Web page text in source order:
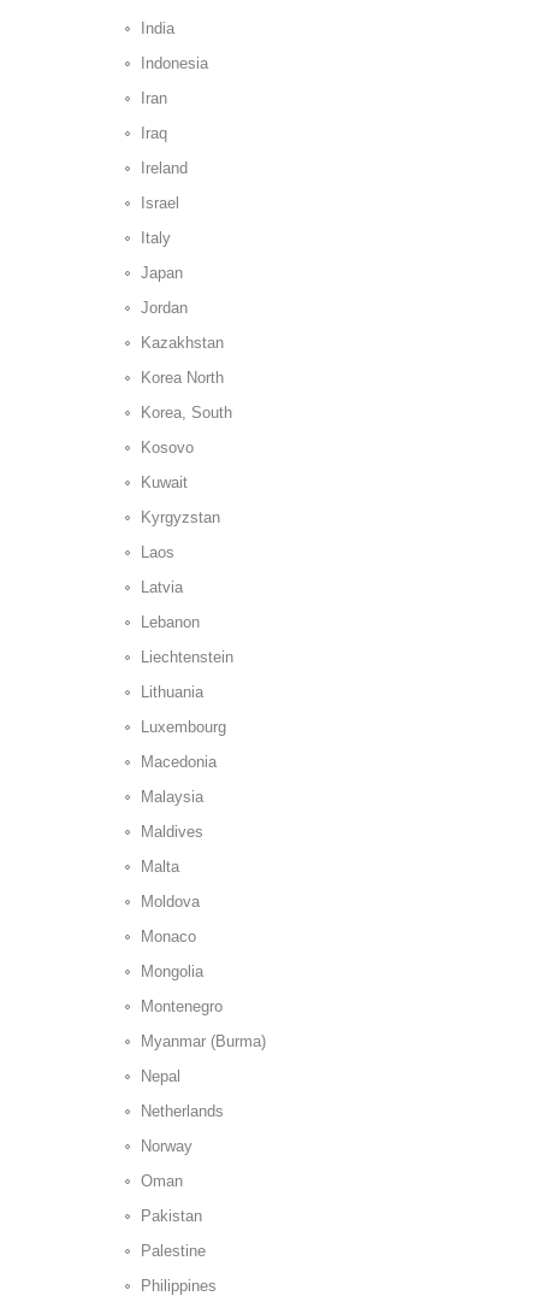
India
Indonesia
Iran
Iraq
Ireland
Israel
Italy
Japan
Jordan
Kazakhstan
Korea North
Korea, South
Kosovo
Kuwait
Kyrgyzstan
Laos
Latvia
Lebanon
Liechtenstein
Lithuania
Luxembourg
Macedonia
Malaysia
Maldives
Malta
Moldova
Monaco
Mongolia
Montenegro
Myanmar (Burma)
Nepal
Netherlands
Norway
Oman
Pakistan
Palestine
Philippines